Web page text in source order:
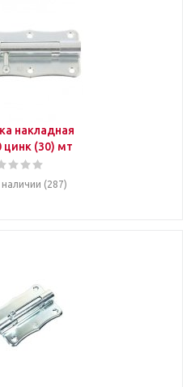
накладная
цинк (30) мт
наличии (287)